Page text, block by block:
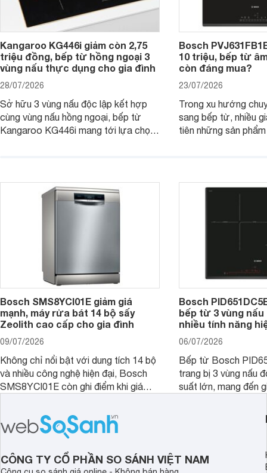
Kangaroo KG446i giảm còn 2,75
triệu đồng, bếp từ hồng ngoại 3
vùng nấu thực dụng cho gia đình
28/07/2026
Sở hữu 3 vùng nấu độc lập kết hợp
cùng vùng nấu hồng ngoại, bếp từ
Kangaroo KG446i mang tới lựa chọn
nhiều cửa hàng, đại lý.
Bosch
10 triệu, bếp từ
còn đáng mua?
23/07/2026
Trong xu hướng
sang bếp từ, nhiều
tiên những sản
mẫu bếp đáp ứng
Bosch SMS8YCI01E giảm giá
mạnh, máy rửa bát 14 bộ sấy
Zeolith cao cấp cho gia đình
09/07/2026
Không chỉ nổi bật với dung tích 14 bộ
và nhiều công nghệ hiện đại, Bosch
SMS8YCI01E còn ghi điểm khi giá
thời điểm mới mở bán, mang lại tỷ lệ
giá trị/chi phí hấp dẫn hơn cho người
dùng đang tìm kiếm một mẫu máy rửa
bát cao cấp.
Bosch
bếp từ 3 vùng
nhiều tính năng
06/07/2026
Bếp từ Bosch
trang bị 3 vùng nấu
suất lớn, mang đến
CÔNG TY CỔ PHẦN SO SÁNH VIỆT NAM